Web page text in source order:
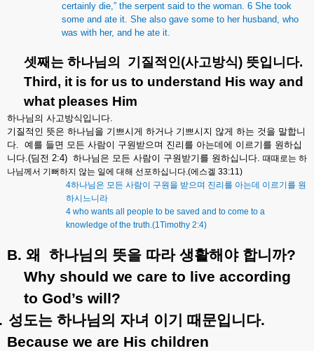
certainly die,” the serpent said to the woman. 6 She took
some and ate it. She also gave some to her husband, who
was with her, and he ate it.
셋째는 하나님의 기질적인(사고방식) 뜻입니다.
Third, it is for us to understand His way and
what pleases Him
하나님의 사고방식입니다.
기질적인 뜻은 하나님을 기쁘시게 하거나 기쁘시지 않게 하는 것을 말합니
다. 예를 들면 모든 사람이 구원받으며 진리를 아는데에 이르기를 원하십
니다.(딤전 2:4) 하나님은 모든 사람이 구원받기를 원하십니다. 때때로는 하
나님께서 기뻐하지 않는 일에 대해 선포하십니다.(에스겔 33:11)
4하나님은 모든 사람이 구원을 받으며 진리를 아는데 이르기를 원
하시느니라
4 who wants all people to be saved and to come to a
knowledge of the truth.(1Timothy 2:4)
B. 왜 하나님의 뜻을 따라 생활해야 합니까?
Why should we care to live according
to God’s will?
성도는 하나님의 자녀 이기 때문입니다.
Because we are His children